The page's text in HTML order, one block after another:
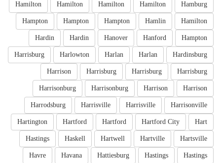
Hamburg
Hamilton
Hamilton
Hamilton
Hamilton
Hamilton
Hamlin
Hampton
Hampton
Hampton
Hampton
Hanford
Hanover
Hardin
Hardin
Hardinsburg
Harlan
Harlan
Harlowton
Harrisburg
Harrisburg
Harrisburg
Harrisburg
Harrison
Harrison
Harrison
Harrisonburg
Harrisonburg
Harrisonville
Harrisville
Harrisville
Harrodsburg
Hart
Hartford City
Hartford
Hartford
Hartington
Hartsville
Hartville
Hartwell
Haskell
Hastings
Hastings
Hastings
Hattiesburg
Havana
Havre